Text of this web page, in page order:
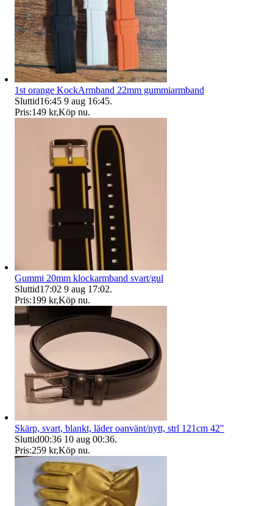
1st orange KockArmband 22mm gummiarmband
Sluttid16:45 9 aug 16:45.
Pris:149 kr,Köp nu.
Gummi 20mm klockarmband svart/gul
Sluttid17:02 9 aug 17:02.
Pris:199 kr,Köp nu.
Skärp, svart, blankt, läder oanvänt/nytt, strl 121cm 42"
Sluttid00:36 10 aug 00:36.
Pris:259 kr,Köp nu.